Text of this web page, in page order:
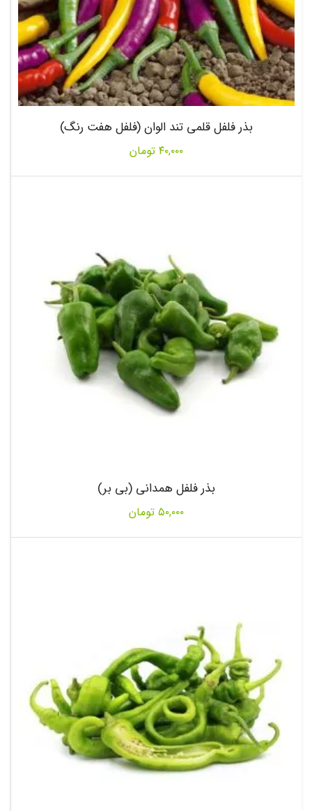
بذر فلفل قلمی تند الوان (فلفل هفت رنگ)
۴۰,۰۰۰ تومان
بذر فلفل همدانی (بی بر)
۵۰,۰۰۰ تومان